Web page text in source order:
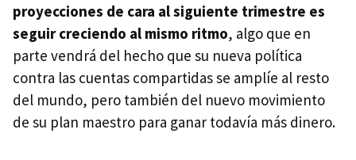
proyecciones de cara al siguiente trimestre es
seguir creciendo al mismo ritmo, algo que en
parte vendrá del hecho que su nueva política
contra las cuentas compartidas se amplíe al resto
del mundo, pero también del nuevo movimiento
de su plan maestro para ganar todavía más dinero.